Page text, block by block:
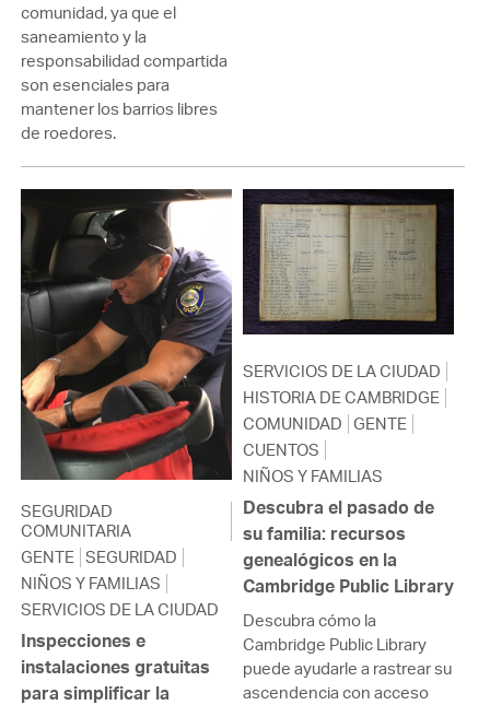
comunidad, ya que el
saneamiento y la
responsabilidad compartida
son esenciales para
mantener los barrios libres
de roedores.
SEGURIDAD
COMUNITARIA
GENTE SEGURIDAD
NIÑOS Y FAMILIAS
SERVICIOS DE LA CIUDAD
Inspecciones e
instalaciones gratuitas
para simplificar la
SERVICIOS DE LA CIUDAD
HISTORIA DE CAMBRIDGE
COMUNIDAD GENTE
CUENTOS
NIÑOS Y FAMILIAS
Descubra el pasado de
su familia: recursos
genealógicos en la
Cambridge Public Library
Descubra cómo la
Cambridge Public Library
puede ayudarle a rastrear su
ascendencia con acceso